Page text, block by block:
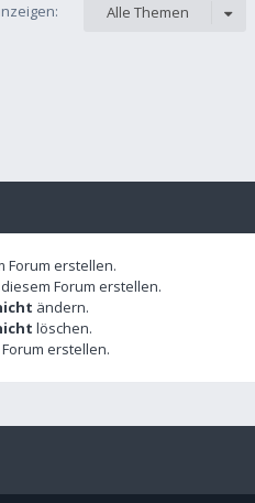
Alle Themen
Forum erstellen.
Forum erstellen.
ändern.
löschen.
erstellen.